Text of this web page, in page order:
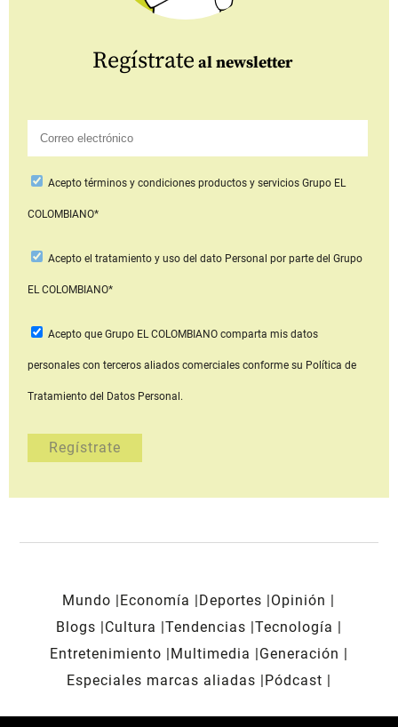
Regístrate al newsletter
Aceptotérminos y condiciones productos y serviciosGrupo EL
COLOMBIANO*
Acepto el tratamiento y uso del dato Personal por parte del Grupo
EL COLOMBIANO*
Acepto que Grupo EL COLOMBIANOcomparta mis datos
personales con terceros aliados comerciales conforme su Política de
Tratamiento del Datos Personal.
Mundo Economía Deportes
Opinión
Blogs
Cultura Tendencias Tecnología
Entretenimiento
Multimedia
Generación
Especiales marcas aliadas
Pódcast